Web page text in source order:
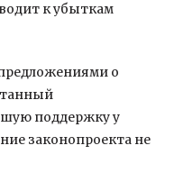
к убыткам
о
поддержку у
законопроекта не